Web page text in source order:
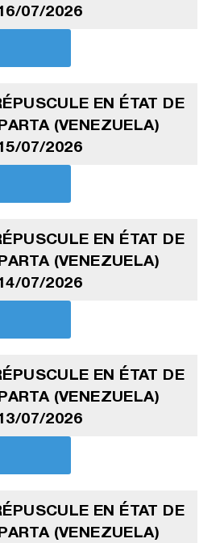
07/2026
EN ÉTAT DE
(VENEZUELA)
07/2026
EN ÉTAT DE
(VENEZUELA)
07/2026
EN ÉTAT DE
(VENEZUELA)
07/2026
EN ÉTAT DE
(VENEZUELA)